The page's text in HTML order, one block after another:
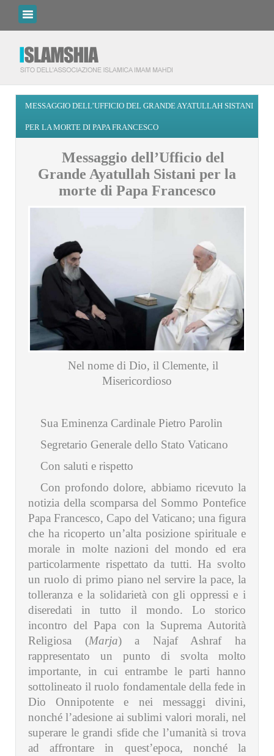
MESSAGGIO DELL’UFFICIO DEL GRANDE AYATULLAH SISTANI
PER LA MORTE DI PAPA FRANCESCO
Messaggio dell’Ufficio del
Grande Ayatullah Sistani per la
morte di Papa Francesco
Nel nome di Dio, il Clemente, il
Misericordioso
Sua Eminenza Cardinale Pietro Parolin
Segretario Generale dello Stato Vaticano
Con saluti e rispetto
Con profondo dolore, abbiamo ricevuto la
notizia della scomparsa del Sommo Pontefice
Papa Francesco, Capo del Vaticano; una figura
che ha ricoperto un’alta posizione spirituale e
morale in molte nazioni del mondo ed era
particolarmente rispettato da tutti. Ha svolto
un ruolo di primo piano nel servire la pace, la
tolleranza e la solidarietà con gli oppressi e i
diseredati in tutto il mondo. Lo storico
incontro del Papa con la Suprema Autorità
Religiosa (Marja) a Najaf Ashraf ha
rappresentato un punto di svolta molto
importante, in cui entrambe le parti hanno
sottolineato il ruolo fondamentale della fede in
Dio Onnipotente e nei messaggi divini,
nonché l’adesione ai sublimi valori morali, nel
superare le grandi sfide che l’umanità si trova
ad affrontare in quest’epoca, nonché la